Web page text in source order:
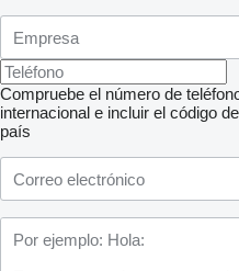
Compruebe el número de
internacional e incluir el código
país